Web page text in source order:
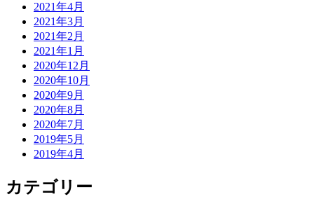
2021年4月
2021年3月
2021年2月
2021年1月
2020年12月
2020年10月
2020年9月
2020年8月
2020年7月
2019年5月
2019年4月
カテゴリー